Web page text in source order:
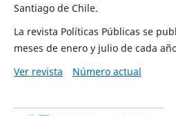
Santiago de Chile.
La revista Políticas Públicas se
meses de enero y julio de cada
Ver revista
Número actual